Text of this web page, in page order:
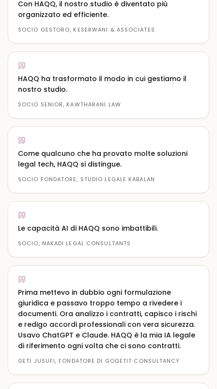
Con HAQQ, il nostro studio è diventato più
organizzato ed efficiente.
SOCIO GESTORO, KESERWANI & ASSOCIATES
HAQQ ha trasformato il modo in cui gestiamo il
nostro studio.
SOCIO SENIOR, KAWTHARANI LAW
Come qualcuno che ha provato molte soluzioni
legal tech, HAQQ si distingue.
SOCIO FONDATORE, STUDIO LEGALE KABALAN
Le capacità AI di HAQQ sono imbattibili.
SOCIO, NAKADI LEGAL CONSULTANTS
Prima mettevo in dubbio ogni formulazione
giuridica e passavo troppo tempo a rivedere i
documenti. Ora analizzo i contratti, capisco i rischi
e redigo accordi professionali con vera sicurezza.
Usavo ChatGPT e Claude. HAQQ è la mia IA legale
di riferimento ogni volta che ci sono contratti.
GETI JUSUFI, FONDATORE DI GOGETIT CONSULTANCY